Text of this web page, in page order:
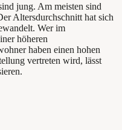
jung. Am meisten sind
Altersdurchschnitt hat sich
Wer im
höheren
haben einen hohen
vertreten wird, lässt